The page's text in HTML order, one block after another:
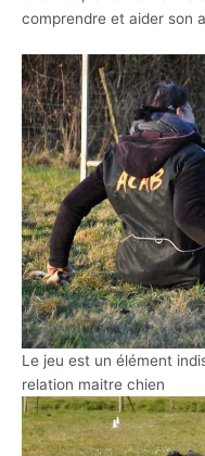
comprendre et aider son
Le jeu est un élément
relation maitre chien